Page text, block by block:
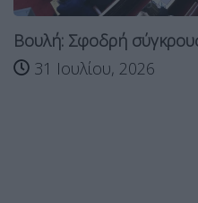
Βουλή: Σφοδρή
31 Ιουλίου, 2026